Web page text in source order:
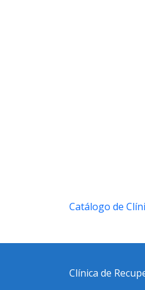
Catálogo de
Clínica de